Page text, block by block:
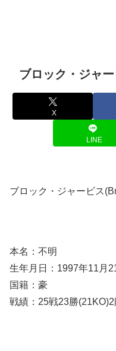
ブロック・ジャ
X
LINE
ブロック・ジャービス
本名：不明
生年月日：1997年11月
国籍：豪
戦績：25戦23勝(21KO)2